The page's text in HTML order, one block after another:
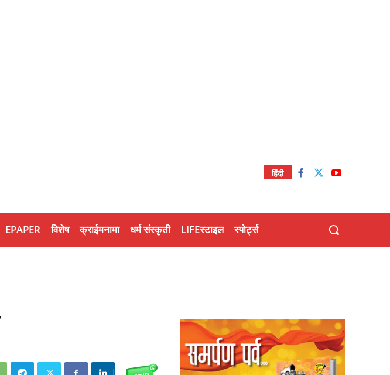
हिंदी
EPAPER विशेष क्राईमनामा धर्म संस्कृती LIFEस्टाइल स्पोर्ट्स